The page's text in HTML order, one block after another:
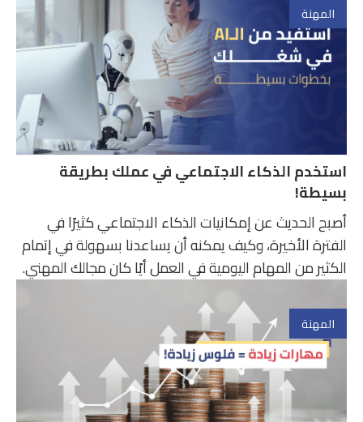
المهنة
استخدم الذكاء الاجتماعي في عملك بطريقة
بسيطة!
أصبح الحديث عن إمكانيات الذكاء الاجتماعي كثيرًا في
الفترة الأخيرة، وكيف يمكنه أن يساعدنا بسهولة في إتمام
الكثير من المهام اليومية في العمل أيًا كان مجالك المهني.
المهنة